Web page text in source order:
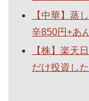
【中華】蒸
辛850円+あ
【株】楽天
だけ投資し